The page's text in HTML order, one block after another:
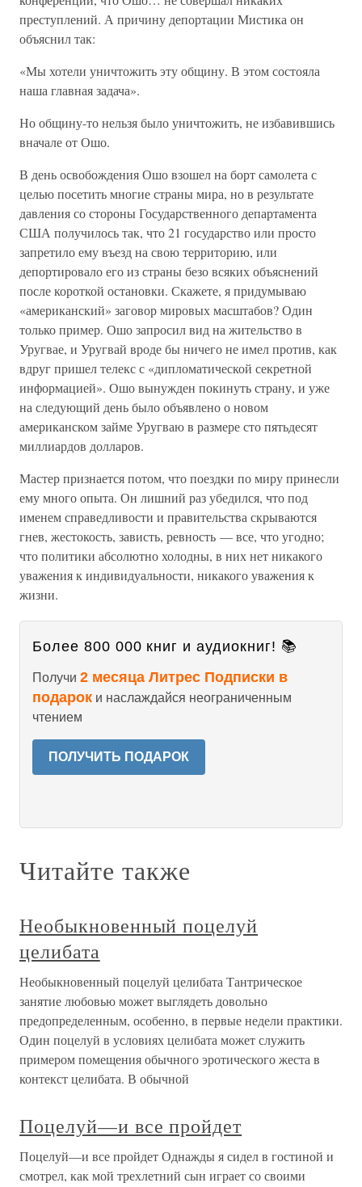
преступлений. А причину депортации Мистика он
объяснил так:
«Мы хотели уничтожить эту общину. В этом состояла
наша главная задача».
Но общину-то нельзя было уничтожить, не избавившись
вначале от Ошо.
В день освобождения Ошо взошел на борт самолета с
целью посетить многие страны мира, но в результате
давления со стороны Государственного департамента
США получилось так, что 21 государство или просто
запретило ему въезд на свою территорию, или
депортировало его из страны безо всяких объяснений
после короткой остановки. Скажете, я придумываю
«американский» заговор мировых масштабов? Один
только пример. Ошо запросил вид на жительство в
Уругвае, и Уругвай вроде бы ничего не имел против, как
вдруг пришел телекс с «дипломатической секретной
информацией». Ошо вынужден покинуть страну, и уже
на следующий день было объявлено о новом
американском займе Уругваю в размере сто пятьдесят
миллиардов долларов.
Мастер признается потом, что поездки по миру принесли
ему много опыта. Он лишний раз убедился, что под
именем справедливости и правительства скрываются
гнев, жестокость, зависть, ревность — все, что угодно;
что политики абсолютно холодны, в них нет никакого
уважения к индивидуальности, никакого уважения к
жизни.
Более 800 000 книг и аудиокниг! 📚
Получи 2 месяца Литрес Подписки в
подарок и наслаждайся неограниченным
чтением
ПОЛУЧИТЬ ПОДАРОК
Читайте также
Необыкновенный поцелуй
целибата
Необыкновенный поцелуй целибата Тантрическое
занятие любовью может выглядеть довольно
предопределенным, особенно, в первые недели практики.
Один поцелуй в условиях целибата может служить
примером помещения обычного эротического жеста в
контекст целибата. В обычной
Поцелуй—и все пройдет
Поцелуй—и все пройдет Однажды я сидел в гостиной и
смотрел, как мой трехлетний сын играет со своими